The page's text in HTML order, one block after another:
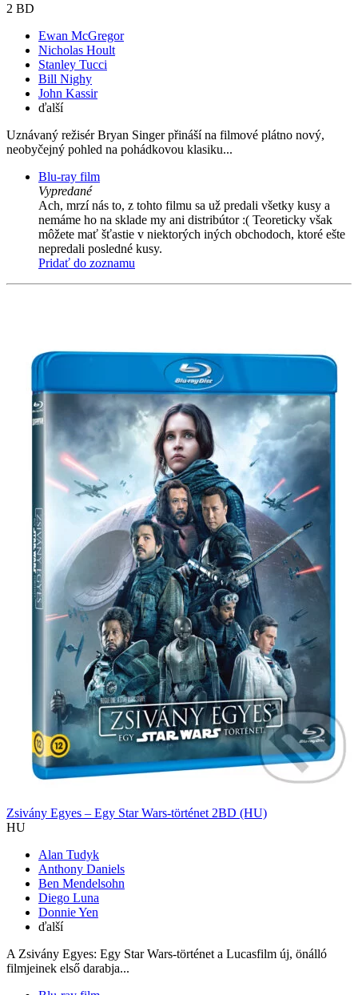
2 BD
Ewan McGregor
Nicholas Hoult
Stanley Tucci
Bill Nighy
John Kassir
ďalší
Uznávaný režisér Bryan Singer přináší na filmové plátno nový,
neobyčejný pohled na pohádkovou klasiku...
Blu-ray film
Vypredané
Ach, mrzí nás to, z tohto filmu sa už predali všetky kusy a
nemáme ho na sklade my ani distribútor :( Teoreticky však
môžete mať šťastie v niektorých iných obchodoch, ktoré ešte
nepredali posledné kusy.
Pridať do zoznamu
Zsivány Egyes – Egy Star Wars-történet 2BD (HU)
HU
Alan Tudyk
Anthony Daniels
Ben Mendelsohn
Diego Luna
Donnie Yen
ďalší
A Zsivány Egyes: Egy Star Wars-történet a Lucasfilm új, önálló
filmjeinek első darabja...